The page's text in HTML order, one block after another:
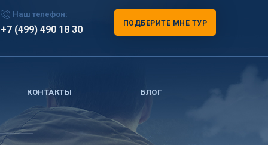
Наш телефон:
+7 (499) 490 18 30
ПОДБЕРИТЕ МНЕ ТУР
КОНТАКТЫ БЛОГ